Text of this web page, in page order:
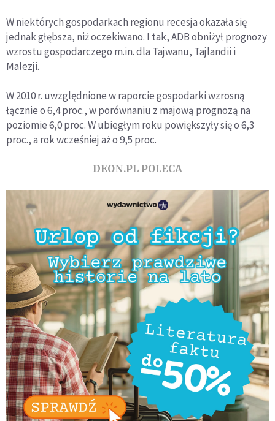
W niektórych gospodarkach regionu recesja okazała się
jednak głębsza, niż oczekiwano. I tak, ADB obniżył prognozy
wzrostu gospodarczego m.in. dla Tajwanu, Tajlandii i
Malezji.
W 2010 r. uwzględnione w raporcie gospodarki wzrosną
łącznie o 6,4 proc., w porównaniu z majową prognozą na
poziomie 6,0 proc. W ubiegłym roku powiększyły się o 6,3
proc., a rok wcześniej aż o 9,5 proc.
DEON.PL POLECA